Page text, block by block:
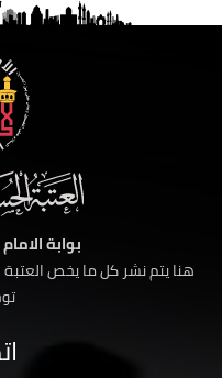
بوابة
هنا يتم نشر كل ما يخص